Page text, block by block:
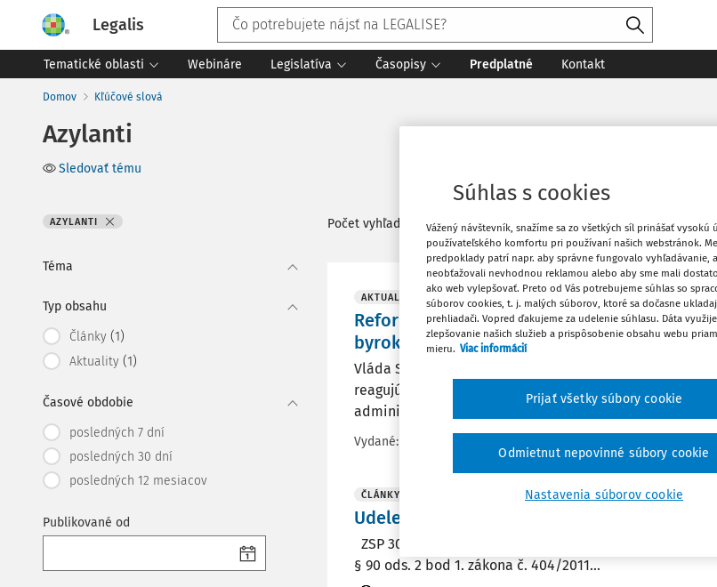
Legalis
Tematické oblasti Webináre Legislatíva Časopisy Predplatné Kontakt
Domov Kľúčové slová
Azylanti
Sledovať tému
AZYLANTI
Téma
Typ obsahu
Články (1)
Aktuality (1)
Časové obdobie
posledných 7 dní
posledných 30 dní
posledných 12 mesiacov
Publikované od
Počet vyhľadaných dokumentov: 2
AKTUALITY
Reforma pobytu cudzincov schválená:
byrokracie a nové pravidlá po dočasnom
Vláda SR schválila návrh rozsiahlej novely zákona o
reagujú na potreby aplikačnej praxe a smerujú k
administratívnej záťaže a posilneniu právnej istoty v
Vydané:
ČLÁNKY
Udelenie doplnkovej ochrany
ZSP 30/2018 Udelenie doplnkovej ochrany § 77 ods. 1,
§ 90 ods. 2 bod 1. zákona č. 404/2011...
Súhlas s cookies
Vážený návštevník, snažíme sa zo všetkých síl prinášať vysokú
používateľského komfortu pri používaní našich webstránok.
predpoklady patrí napr. aby správne fungovalo vyhľadávanie,
neobťažovali nevhodnou reklamou alebo aby sme mali
ako web vylepšovať. Preto od Vás potrebujeme súhlas so
súborov cookies, t. j. malých súborov, ktoré sa dočasne
prehliadači. Vopred ďakujeme za udelenie súhlasu. Dáta
zlepšovanie našich služieb a prispôsobenie obsahu webu
mieru. Viac informácií
Nastavenia súborov cookie
Odmietnut nepovinné súbory cookie
Prijať všetky súbory cookie